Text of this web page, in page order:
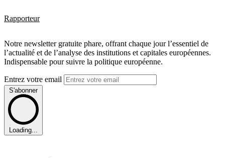
Rapporteur
Notre newsletter gratuite phare, offrant chaque jour l’essentiel de
l’actualité et de l’analyse des institutions et capitales européennes.
Indispensable pour suivre la politique européenne.
Entrez votre email
S'abonner
Loading...